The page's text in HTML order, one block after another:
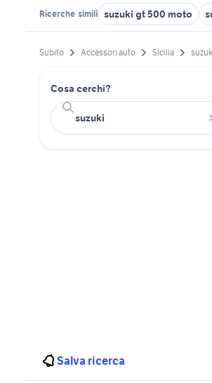
Ricerche simili suzuki gt 500 moto
Subito Accessori auto Sicilia
Cosa cerchi?
Salva ricerca